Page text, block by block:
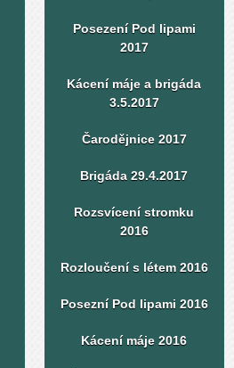
Posezení Pod lipami
2017
Kácení máje a brigáda
3.5.2017
Čarodějnice 2017
Brigáda 29.4.2017
Rozsvícení stromku
2016
Rozloučení s létem 2016
Posezní Pod lipami 2016
Kácení máje 2016